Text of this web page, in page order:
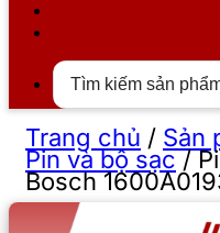
Trang chủ / Sản
Pin và bộ sạc/
Bosch